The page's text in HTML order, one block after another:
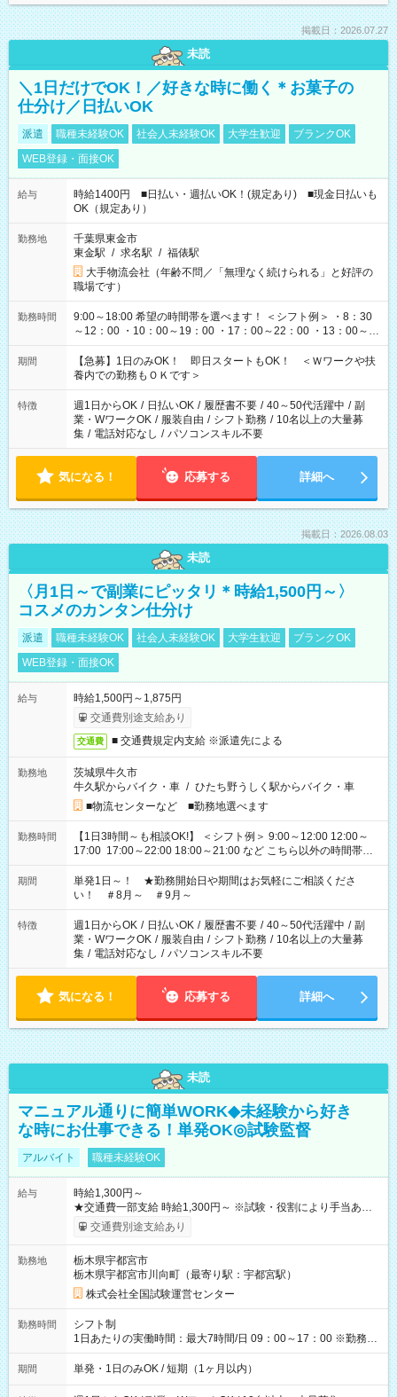
掲載日：2026.07.27
未読
＼1日だけでOK！／好きな時に働く＊お菓子の
仕分け／日払いOK
派遣 職種未経験OK 社会人未経験OK 大学生歓迎
ブランクOK
WEB登録・面接OK
給与
時給1400円 ■日払い・週払いOK！(規定あり) ■現金日払いも
OK（規定あり）
勤務地
千葉県東金市
東金駅 / 求名駅 / 福俵駅
大手物流会社（年齢不問／「無理なく続けられる」と好評の
職場です）
勤務時間
9:00～18:00 希望の時間帯を選べます！ ＜シフト例＞ ・8：30
～12：00 ・10：00～19：00 ・17：00～22：00 ・13：00～
22：00 ・22：00～翌6：00 など
期間
【急募】1日のみOK！ 即日スタートもOK！ ＜Ｗワークや扶
養内での勤務もＯＫです＞
特徴 週1日からOK / 日払いOK / 履歴書不要 / 40～50代活躍中 / 副
業・WワークOK / 服装自由 / シフト勤務 / 10名以上の大量募
集 / 電話対応なし / パソコンスキル不要
気になる！ 応募する 詳細へ
掲載日：2026.08.03
未読
〈月1日～で副業にピッタリ＊時給1,500円～〉
コスメのカンタン仕分け
派遣 職種未経験OK 社会人未経験OK 大学生歓迎
ブランクOK
WEB登録・面接OK
給与
時給1,500円～1,875円
交通費別途支給あり
交通費 ■ 交通費規定内支給 ※派遣先による
勤務地
茨城県牛久市
牛久駅からバイク・車 / ひたち野うしく駅からバイク・車
■物流センターなど ■勤務地選べます
勤務時間
【1日3時間～も相談OK!】 ＜シフト例＞ 9:00～12:00 12:00～
17:00 17:00～22:00 18:00～21:00 など こちら以外の時間帯も
お気軽にご相談ください！
期間
単発1日～！ ★勤務開始日や期間はお気軽にご相談くださ
い！ ＃8月～ ＃9月～
特徴 週1日からOK / 日払いOK / 履歴書不要 / 40～50代活躍中 / 副
業・WワークOK / 服装自由 / シフト勤務 / 10名以上の大量募
集 / 電話対応なし / パソコンスキル不要
気になる！ 応募する 詳細へ
未読
マニュアル通りに簡単WORK◆未経験から好き
な時にお仕事できる！単発OK◎試験監督
アルバイト 職種未経験OK
給与
時給1,300円～
★交通費一部支給 時給1,300円～ ※試験・役割により手当あり
※勤務回数により昇給あり 【即給（前払い）オプションあ
り！】 希望される場合、勤務から1週間ほどで給与の一部を受け
例】 ・河合塾模擬試験 8:30～17:30（休憩1時間） 時給1,300円
×8時間＝日収10,400円＋交通費 ※当日の役割により時給＋100
円の場合あり ・国家試験 7:00～13:30（休憩なし） 時給1,300
円（役割手当＋100円）×6時間＝日収8,400円＋交通費 【試用期
間】試用期間なし
交通費別途支給あり
勤務地
栃木県宇都宮市
栃木県宇都宮市川向町（最寄り駅：宇都宮駅）
株式会社全国試験運営センター
勤務時間
シフト制
1日あたりの実働時間：最大7時間/日 09：00～17：00 ※勤務時
間は 試験により異なります。
期間 単発・1日のみOK / 短期（1ヶ月以内）